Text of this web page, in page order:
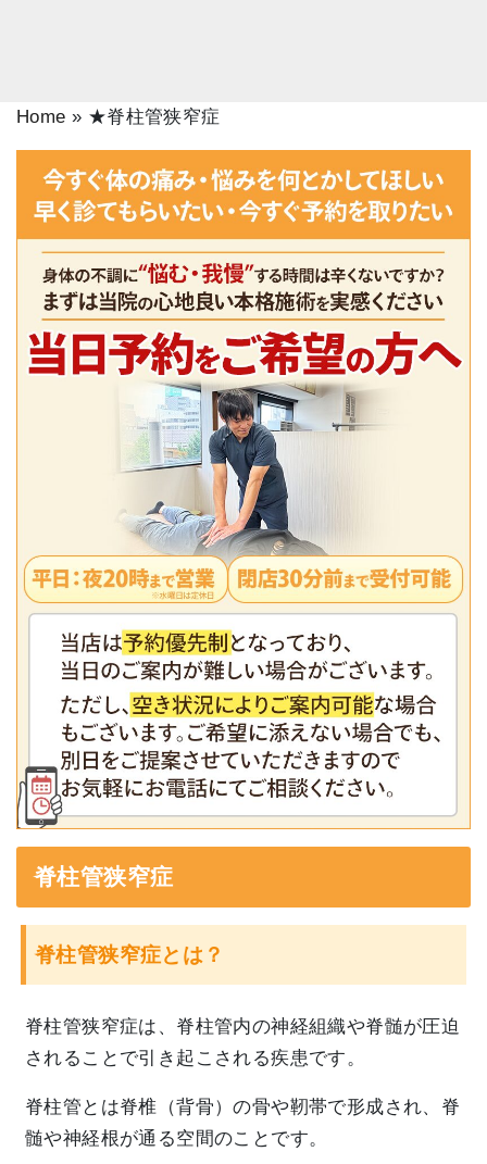
Home » ★脊柱管狭窄症
脊柱管狭窄症
脊柱管狭窄症とは？
脊柱管狭窄症は、脊柱管内の神経組織や脊髄が圧迫
されることで引き起こされる疾患です。
脊柱管とは脊椎（背骨）の骨や靭帯で形成され、脊
髄や神経根が通る空間のことです。